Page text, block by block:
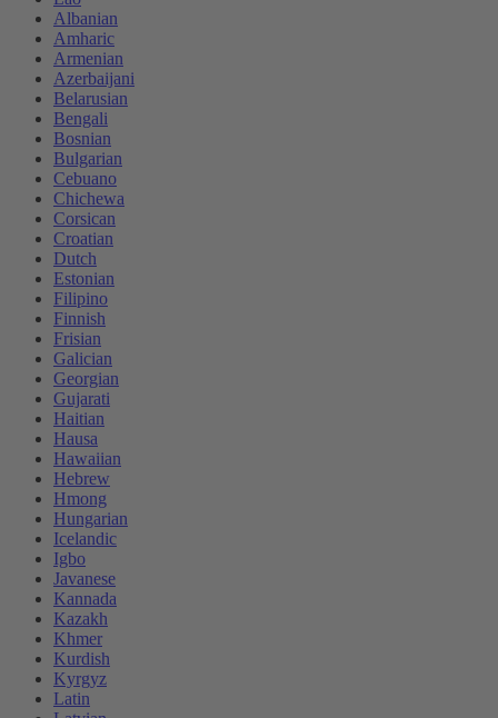
Albanian
Amharic
Armenian
Azerbaijani
Belarusian
Bengali
Bosnian
Bulgarian
Cebuano
Chichewa
Corsican
Croatian
Dutch
Estonian
Filipino
Finnish
Frisian
Galician
Georgian
Gujarati
Haitian
Hausa
Hawaiian
Hebrew
Hmong
Hungarian
Icelandic
Igbo
Javanese
Kannada
Kazakh
Khmer
Kurdish
Kyrgyz
Latin